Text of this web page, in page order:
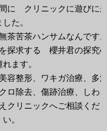
に クリニックに遊びに
した。
茶苦茶ハンサムなんです
探求する 櫻井君の探究
れます。
容整形、ワキガ治療、多
ロ除去、傷跡治療、しわ
クリニックへご相談くだ
い。